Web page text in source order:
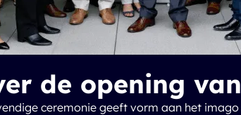
de opening
ceremonie geeft vorm aan het